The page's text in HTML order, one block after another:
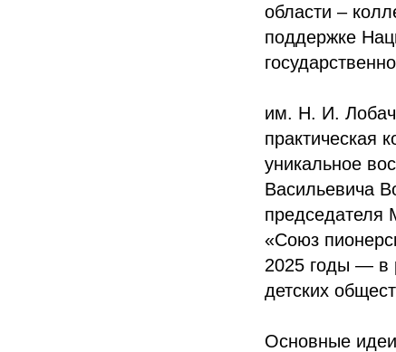
области –
поддержке
им. Н. И.
практическая
уникальное
Васильевича
председателя
«Союз
2025 годы — в
детских
Основные